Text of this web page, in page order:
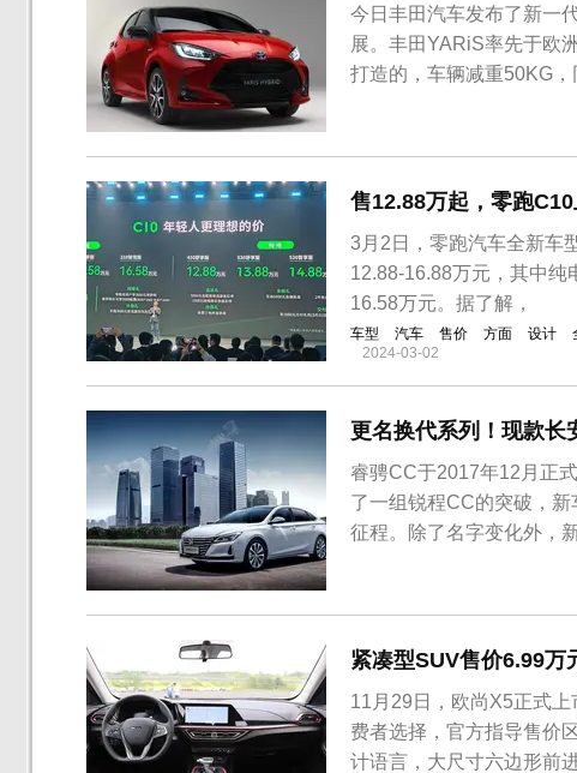
今日丰田汽车发布了新一
展。丰田YARiS率先于欧
打造的，车辆减重50KG
2018年全球销量约为33
为854...
售12.88万起，零跑
3月2日，零跑汽车全新
12.88-16.88万元，其中纯
16.58万元。据了解，
车型 汽车 售价 方面 设计
2024-03-02
更名换代系列！现款长
睿骋CC于2017年12月正
了一组锐程CC的突破，
征程。除了名字变化外，
睿骋CC，新车前脸进气
侧增加了带有L形镀铬条的
紧凑型SUV售价6.99万
11月29日，欧尚X5正式
费者选择，官方指导售价
计语言，大尺寸六边形前